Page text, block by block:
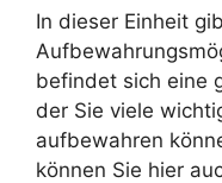
In dieser Einheit
befindet sich eine
der Sie viele
aufbewahren
können Sie hier